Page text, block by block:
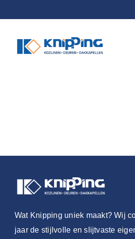
to
Wat Knipping uniek maakt? Wij
jaar de stijlvolle en slijtvaste